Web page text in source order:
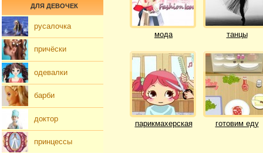
мода танцы
парикмахерская готовим еду
ДЛЯ ДЕВОЧЕК
русалочка
причёски
одевалки
барби
доктор
принцессы